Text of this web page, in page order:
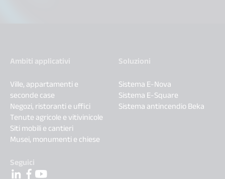
Ambiti applicativi
Ville, appartamenti e
seconde case
Negozi, ristoranti e uffici
Tenute agricole e vitivinicole
Siti mobili e cantieri
Musei, monumenti e chiese
Soluzioni
Sistema E-Nova
Sistema E-Square
Sistema antincendio Beka
Seguici